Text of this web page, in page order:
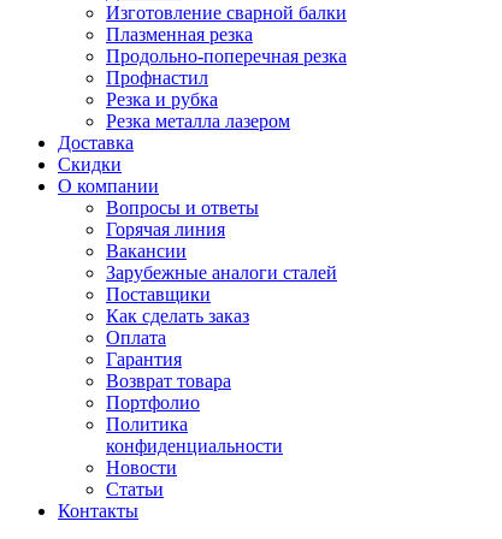
Изготовление сварной балки
Плазменная резка
Продольно-поперечная резка
Профнастил
Резка и рубка
Резка металла лазером
Доставка
Скидки
О компании
Вопросы и ответы
Горячая линия
Вакансии
Зарубежные аналоги сталей
Поставщики
Как сделать заказ
Оплата
Гарантия
Возврат товара
Портфолио
Политика
конфиденциальности
Новости
Статьи
Контакты